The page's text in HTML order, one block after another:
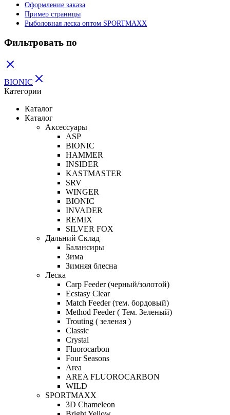
Оформление заказа
Пример страницы
Рыболовная леска оптом SPORTMAXX
Фильтровать по
BIONIC
Категории
Каталог
Каталог
Аксессуары
ASP
BIONIC
HAMMER
INSIDER
KASTMASTER
SRV
WINGER
BIONIC
INVADER
REMIX
SILVER FOX
Дальний Склад
Балансиры
Зима
Зимняя блесна
Леска
Carp Feeder (черный/золотой)
Ecstasy Clear
Match Feeder (тем. бордовый)
Method Feeder ( Тем. Зеленый)
Trouting ( зеленая )
Classic
Crystal
Fluorocarbon
Four Seasons
Area
AREA FLUOROCARBON
WILD
SPORTMAXX
3D Chameleon